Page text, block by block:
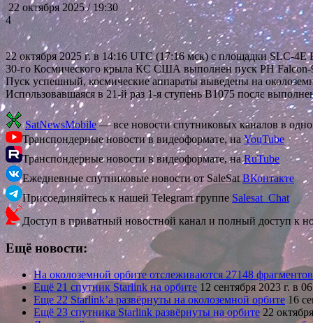
22 октября 2025 / 19:30
4
22 октября 2025 г. в 14:16 UTC (17:16 мск) с площадки
30-го Космического крыла КС США выполнен пуск РН
Пуск успешный, космические аппараты выведены на
Использовавшаяся в 21-й раз 1-я ступень В1075 после
SatNewsMobile— все новости спутниковых каналов в
Транспондерные новости в видеоформате, наYouTube
Транспондерные новости в видеоформате, наRuTube
Ежедневные спутниковые новости от SaleSatВКонтакте
Присоединяйтесь к нашей Telegram группе Salesat_Chat
Доступ в приватный новостной канал и полный доступ к
Ещё новости:
На околоземной орбите отслеживаются 27148
Ещё 21 спутник Starlink на орбите 12 сентября 2023 г. в
Еще 22 Starlink’а развёрнуты на околоземной орбите 16
Ещё 23 спутника Starlink развёрнуты на орбите 22